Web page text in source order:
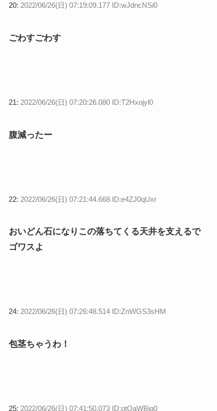
20: 2022/06/26(日) 07:19:09.177 ID:wJdncNSi0
ごわすごわす
21: 2022/06/26(日) 07:20:26.080 ID:T2Hxojyl0
腹減ったー
22: 2022/06/26(日) 07:21:44.668 ID:e4ZJ0qUxr
おいどん石になりこの落ちてくる天井を支えるで
ゴワスよ
24: 2022/06/26(日) 07:26:48.514 ID:ZnWGS3sHM
包茎ちゃうわ！
25: 2022/06/26(日) 07:41:50.073 ID:otOaWBjg0